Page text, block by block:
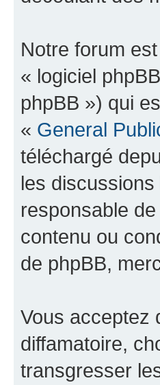
Notre forum
« logiciel
phpBB ») qui
« General
téléchargé
les
responsable
contenu ou
de phpBB,
Vous acceptez
diffamatoire,
transgresser